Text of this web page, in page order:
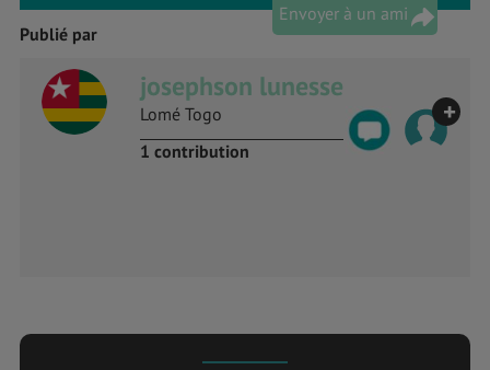
Envoyer à un ami
Publié par
josephson lunesse
Lomé Togo
1 contribution
+